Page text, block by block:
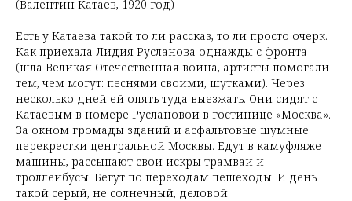
(Валентин Катаев, 1920 год)
Есть у Катаева такой то ли рассказ, то ли просто очерк.
Как приехала Лидия Русланова однажды с фронта
(шла Великая Отечественная война, артисты помогали
тем, чем могут: песнями своими, шутками). Через
несколько дней ей опять туда выезжать. Они сидят с
Катаевым в номере Руслановой в гостинице «Москва».
За окном громады зданий и асфальтовые шумные
перекрестки центральной Москвы. Едут в камуфляже
машины, рассыпают свои искры трамваи и
троллейбусы. Бегут по переходам пешеходы. И день
такой серый, не солнечный, деловой.